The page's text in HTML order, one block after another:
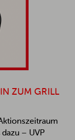
ZUM GRILL
– UVP